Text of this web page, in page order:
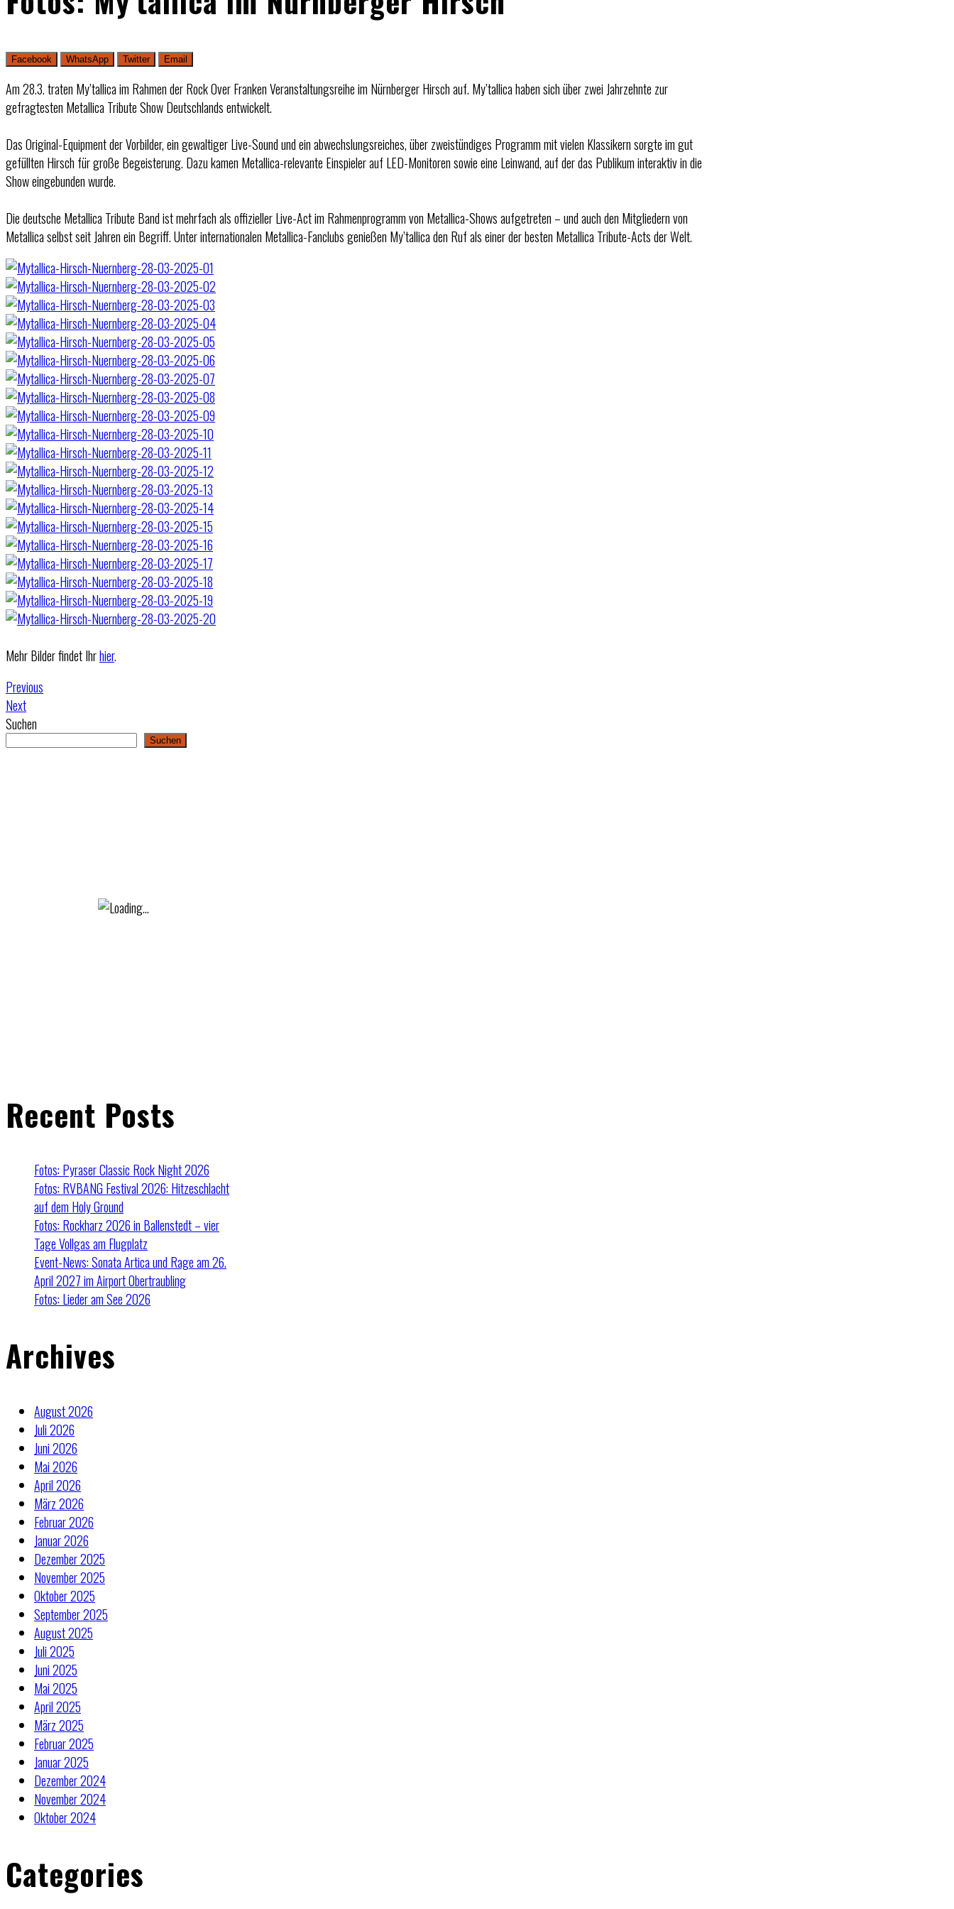
Facebook WhatsApp Twitter Email
Am 28.3. traten My’tallica im Rahmen der Rock Over Franken Veranstaltungsreihe im Nürnberger Hirsch auf. My’tallica haben sich über zwei Jahrzehnte zur
gefragtesten Metallica Tribute Show Deutschlands entwickelt.
Das Original-Equipment der Vorbilder, ein gewaltiger Live-Sound und ein abwechslungsreiches, über zweistündiges Programm mit vielen Klassikern sorgte im gut
gefüllten Hirsch für große Begeisterung. Dazu kamen Metallica-relevante Einspieler auf LED-Monitoren sowie eine Leinwand, auf der das Publikum interaktiv in die
Show eingebunden wurde.
Die deutsche Metallica Tribute Band ist mehrfach als offizieller Live-Act im Rahmenprogramm von Metallica-Shows aufgetreten – und auch den Mitgliedern von
Metallica selbst seit Jahren ein Begriff. Unter internationalen Metallica-Fanclubs genießen My’tallica den Ruf als einer der besten Metallica Tribute-Acts der Welt.
Mehr Bilder findet Ihrhier.
Previous
Next
Suchen
Suchen
Recent Posts
Fotos: Pyraser Classic Rock Night 2026
Fotos: RVBANG Festival 2026: Hitzeschlacht
auf dem Holy Ground
Fotos: Rockharz 2026 in Ballenstedt – vier
Tage Vollgas am Flugplatz
Event-News: Sonata Artica und Rage am 26.
April 2027 im Airport Obertraubling
Fotos: Lieder am See 2026
Archives
August 2026
Juli 2026
Juni 2026
Mai 2026
April 2026
März 2026
Februar 2026
Januar 2026
Dezember 2025
November 2025
Oktober 2025
September 2025
August 2025
Juli 2025
Juni 2025
Mai 2025
April 2025
März 2025
Februar 2025
Januar 2025
Dezember 2024
November 2024
Oktober 2024
Categories